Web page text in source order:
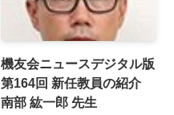
機友会ニュースデジタル版
第164回 新任教員の紹介
南部 紘一郎 先生